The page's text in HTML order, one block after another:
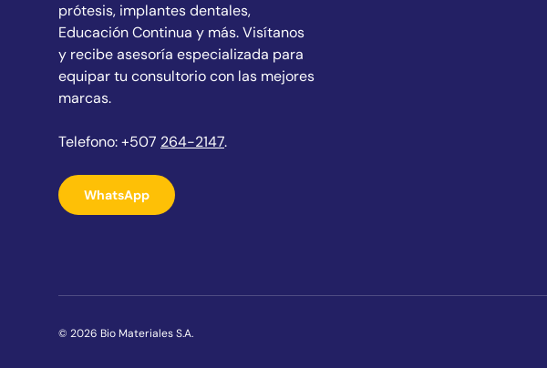
prótesis, implantes dentales,
Educación Continua y más. Visítanos
y recibe asesoría especializada para
equipar tu consultorio con las mejores
marcas.
Telefono: +507 264-2147.
WhatsApp
© 2026 Bio Materiales S.A.